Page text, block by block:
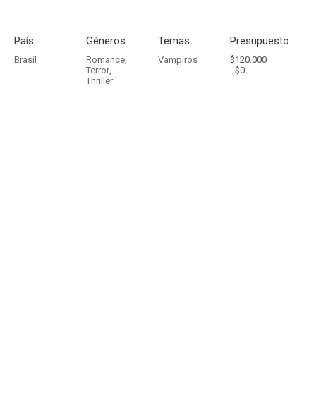
País
Brasil
Géneros
Romance,
Terror,
Thriller
Temas
Vampiros
Presupuesto - Ingresos
$120.000
- $0